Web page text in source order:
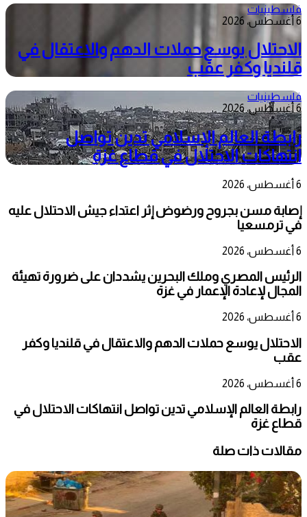
فلسطينيات
6 أغسطس، 2026
الاحتلال يوسع حملات الدهم والاعتقال في
قلنديا وكفر عقب
فلسطينيات
6 أغسطس، 2026
رابطة العالم الإسلامي تدين تواصل
انتهاكات الاحتلال في قطاع غزة
6 أغسطس، 2026
إصابة مسن بجروح ورضوض إثر اعتداء جيش الاحتلال عليه
في ترمسعيا
6 أغسطس، 2026
الرئيس المصري وملك البحرين يشددان على ضرورة تهيئة
المجال لإعادة الإعمار في غزة
6 أغسطس، 2026
الاحتلال يوسع حملات الدهم والاعتقال في قلنديا وكفر
عقب
6 أغسطس، 2026
رابطة العالم الإسلامي تدين تواصل انتهاكات الاحتلال في
قطاع غزة
مقالات ذات صلة